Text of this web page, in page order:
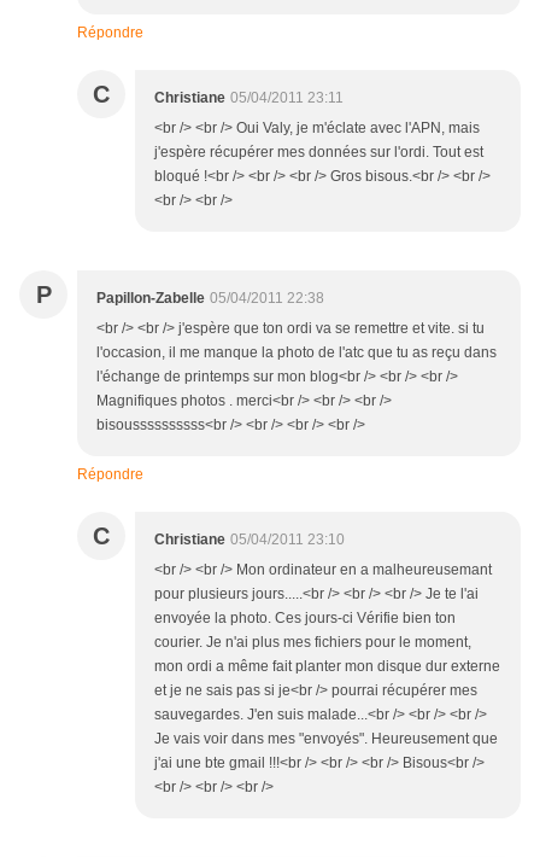
Répondre
C Christiane 05/04/2011 23:11
<br /> <br /> Oui Valy, je m'éclate avec l'APN, mais
j'espère récupérer mes données sur l'ordi. Tout est
bloqué !<br /> <br /> <br /> Gros bisous.<br /> <br />
<br /> <br />
P Papillon-Zabelle 05/04/2011 22:38
<br /> <br /> j'espère que ton ordi va se remettre et vite. si tu
l'occasion, il me manque la photo de l'atc que tu as reçu dans
l'échange de printemps sur mon blog<br /> <br /> <br />
Magnifiques photos . merci<br /> <br /> <br />
bisoussssssssss<br /> <br /> <br /> <br />
Répondre
C Christiane 05/04/2011 23:10
<br /> <br /> Mon ordinateur en a malheureusemant
pour plusieurs jours.....<br /> <br /> <br /> Je te l'ai
envoyée la photo. Ces jours-ci Vérifie bien ton
courier. Je n'ai plus mes fichiers pour le moment,
mon ordi a même fait planter mon disque dur externe
et je ne sais pas si je<br /> pourrai récupérer mes
sauvegardes. J'en suis malade...<br /> <br /> <br />
Je vais voir dans mes "envoyés". Heureusement que
j'ai une bte gmail !!!<br /> <br /> <br /> Bisous<br />
<br /> <br /> <br />